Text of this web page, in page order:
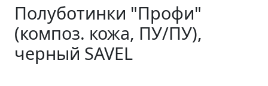
Полуботинки "Профи"
(композ. кожа, ПУ/ПУ),
черный SAVEL